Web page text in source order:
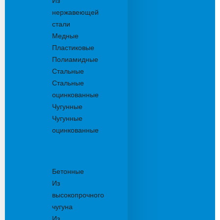
нержавеющей
стали
Медные
Пластиковые
Полиамидные
Стальные
Стальные
оцинкованные
Чугунные
Чугунные
оцинкованные
Бетонные
Из
высокопрочного
чугуна